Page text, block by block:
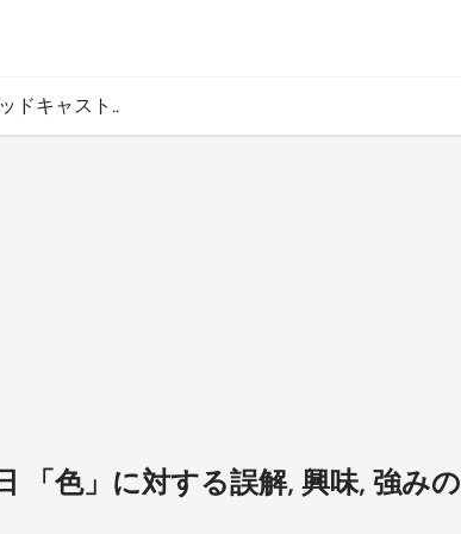
ドキャスト..
「色」に対する誤解, 興味, 強みの